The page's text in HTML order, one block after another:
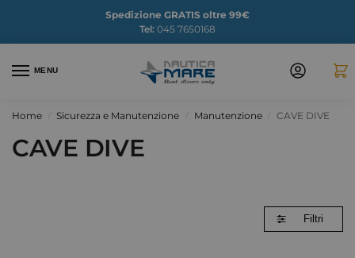
Spedizione GRATIS oltre 99€
Tel: 045 7650168
MENU
Home Sicurezza e Manutenzione Manutenzione CAVE DIVE
CAVE DIVE
Filtri